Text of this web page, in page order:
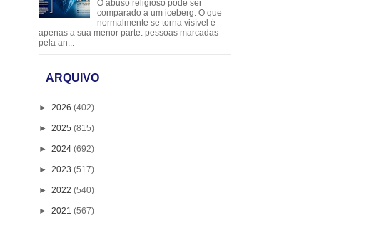
O abuso religioso pode ser
comparado a um iceberg. O que
normalmente se torna visível é
apenas a sua menor parte: pessoas marcadas
pela an...
ARQUIVO
► 2026 (402)
► 2025 (815)
► 2024 (692)
► 2023 (517)
► 2022 (540)
► 2021 (567)